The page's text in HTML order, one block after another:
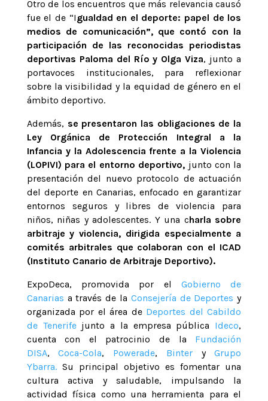
Otro de los encuentros que más relevancia causó
fue el de “Igualdad en el deporte: papel de los
medios de comunicación”, que contó con la
participación de las reconocidas periodistas
deportivas Paloma del Río y Olga Viza, junto a
portavoces institucionales, para reflexionar
sobre la visibilidad y la equidad de género en el
ámbito deportivo.
Además, se presentaron las obligaciones de la
Ley Orgánica de Protección Integral a la
Infancia y la Adolescencia frente a la Violencia
(LOPIVI) para el entorno deportivo, junto con la
presentación del nuevo protocolo de actuación
del deporte en Canarias, enfocado en garantizar
entornos seguros y libres de violencia para
niños, niñas y adolescentes. Y una charla sobre
arbitraje y violencia, dirigida especialmente a
comités arbitrales que colaboran con el ICAD
(Instituto Canario de Arbitraje Deportivo).
ExpoDeca, promovida por el Gobierno de
Canarias a través de la Consejería de Deportes y
organizada por el área de Deportes del Cabildo
de Tenerifejunto a la empresa pública Ideco,
cuenta con el patrocinio de la Fundación
DISA,Coca-Cola, Powerade, BinteryGrupo
Ybarra.Su principal objetivo es fomentar una
cultura activa y saludable, impulsando la
actividad física como una herramienta para el